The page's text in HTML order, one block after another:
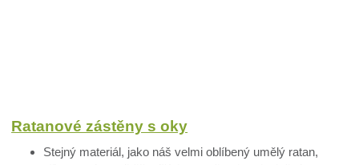
Ratanové zástěny s oky
Stejný materiál, jako náš velmi oblíbený umělý ratan,